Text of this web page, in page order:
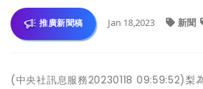
推廣新聞稿 Jan 18,2023 新聞
(中央社訊息服務20230118 09:59:52)梨